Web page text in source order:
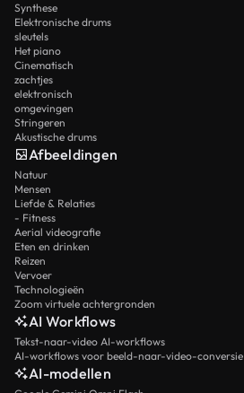
Synthese
Elektronische drums
sleutels
Het piano
Cinematisch
zachtjes
elektronisch
omgevingen
Stringeren
Akustische drums
Afbeeldingen
Natuur
Mensen
Liefde & Relaties
- Fitness
Aerial videografie
Eten en drinken
Reizen
Vervoer
Technologieën
Zoom virtuele achtergronden
AI Workflows
Tekst-naar-video AI-workflows
AI-workflows voor beeld-naar-video-conversie
AI-modellen